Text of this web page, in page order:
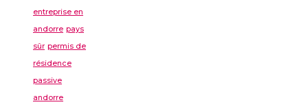
entreprise en
andorre pays
sûr permis de
résidence
passive
andorre